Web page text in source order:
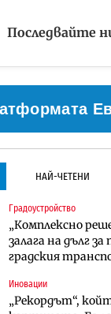
Последвайте
НАЙ-ЧЕТЕНИ
Градоустройство
„Комплексно
залага на дълг за
градския
Иновации
„Рекордът“,
Градоустройство
Столична
изпълнител за
трамвайното
Инфраструктура
Инфраструктура
Проектирането
Петрохан ще
екологичните
Компании
„Хювефарма“